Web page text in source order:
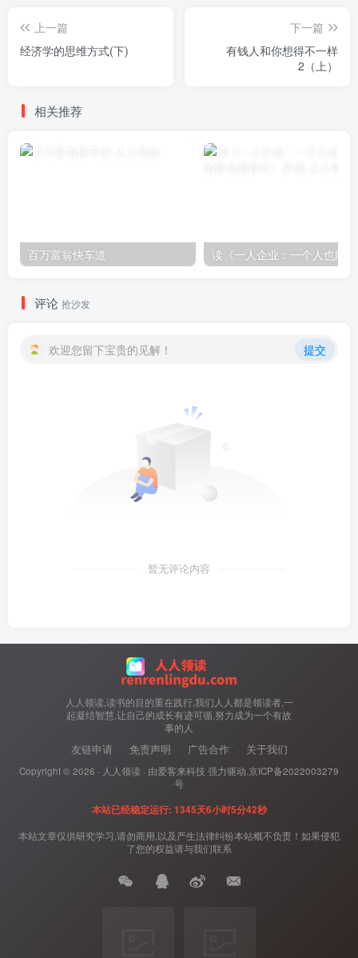
上一篇
经济学的思维方式(下)
下一篇
有钱人和你想得不一样
2（上）
相关推荐
百万富翁快车道
评论 抢沙发
欢迎您留下宝贵的见解！ 提交
暂无评论内容
人人领读,读书的目的重在践行,我们人人都是领读者,一
起凝结智慧,让自己的成长有迹可循,努力成为一个有故
事的人
友链申请 免责声明 广告合作 关于我们
Copyright ©2026 · 人人领读 · 由爱客来科技 强力驱动. 京ICP备2022003279
号
本站已经稳定运行: 1345天6小时5分43秒
本站文章仅供研究学习,请勿商用,以及产生法律纠纷本站概不负责！如果侵犯
了您的权益请与我们联系